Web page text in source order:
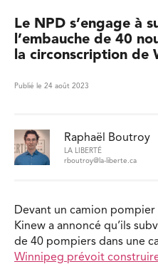
Le NPD s’engage à
l’embauche de 40
la circonscription de
Publié le 24 août 2023
Raphaël Boutroy
LA LIBERTÉ
rboutroy@la-liberte.ca
Devant un camion pompier
Kinew a annoncé qu’ils
de 40 pompiers dans une
Winnipeg prévoit